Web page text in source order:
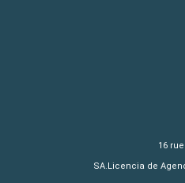
16
SA.Licencia de